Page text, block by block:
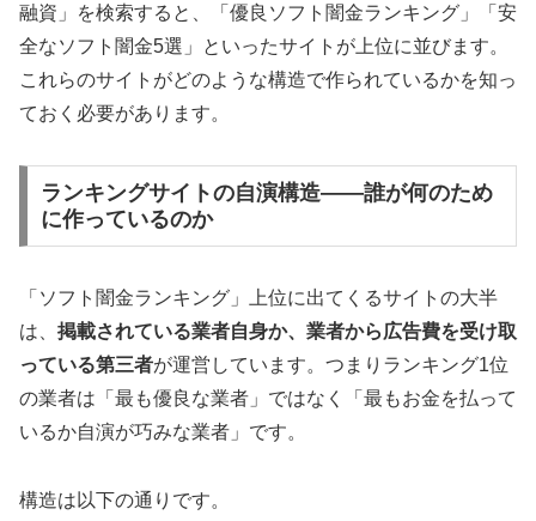
融資」を検索すると、「優良ソフト闇金ランキング」「安
全なソフト闇金5選」といったサイトが上位に並びます。
これらのサイトがどのような構造で作られているかを知っ
ておく必要があります。
ランキングサイトの自演構造——誰が何のため
に作っているのか
「ソフト闇金ランキング」上位に出てくるサイトの大半
は、 掲載されている業者自身か、業者から広告費を受け取
っている第三者が運営しています。つまりランキング1位
の業者は「最も優良な業者」ではなく「最もお金を払って
いるか自演が巧みな業者」です。
構造は以下の通りです。